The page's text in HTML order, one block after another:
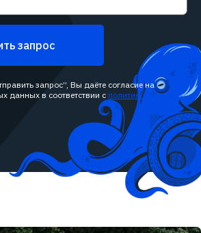
запрос
запрос”, Вы даёте согласие на
данных в соответствии с политикой